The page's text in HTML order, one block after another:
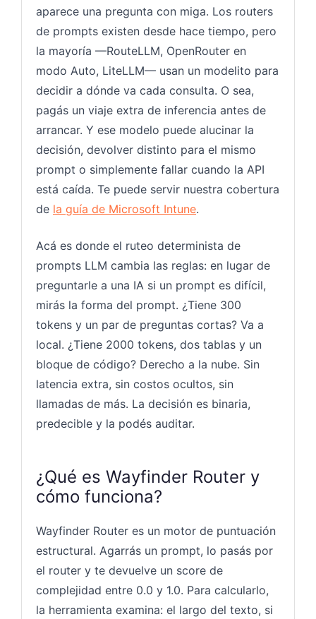
aparece una pregunta con miga. Los routers
de prompts existen desde hace tiempo, pero
la mayoría —RouteLLM, OpenRouter en
modo Auto, LiteLLM— usan un modelito para
decidir a dónde va cada consulta. O sea,
pagás un viaje extra de inferencia antes de
arrancar. Y ese modelo puede alucinar la
decisión, devolver distinto para el mismo
prompt o simplemente fallar cuando la API
está caída. Te puede servir nuestra cobertura
de la guía de Microsoft Intune.
Acá es donde el ruteo determinista de
prompts LLM cambia las reglas: en lugar de
preguntarle a una IA si un prompt es difícil,
mirás la forma del prompt. ¿Tiene 300
tokens y un par de preguntas cortas? Va a
local. ¿Tiene 2000 tokens, dos tablas y un
bloque de código? Derecho a la nube. Sin
latencia extra, sin costos ocultos, sin
llamadas de más. La decisión es binaria,
predecible y la podés auditar.
¿Qué es Wayfinder Router y
cómo funciona?
Wayfinder Router es un motor de puntuación
estructural. Agarrás un prompt, lo pasás por
el router y te devuelve un score de
complejidad entre 0.0 y 1.0. Para calcularlo,
la herramienta examina: el largo del texto, si